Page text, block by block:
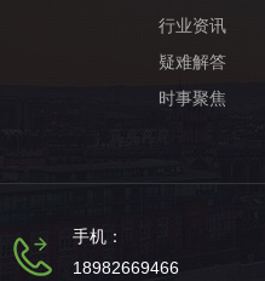
行业资讯
疑难解答
时事聚焦
手机：
18982669466